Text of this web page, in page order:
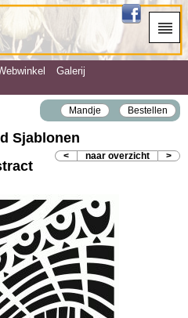
Galerij
Mandje Bestellen
Sjablonen
< naar overzicht >